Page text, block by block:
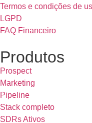
Termos e condições de
LGPD
FAQ Financeiro
Produtos
Prospect
Marketing
Pipeline
Stack completo
SDRs Ativos